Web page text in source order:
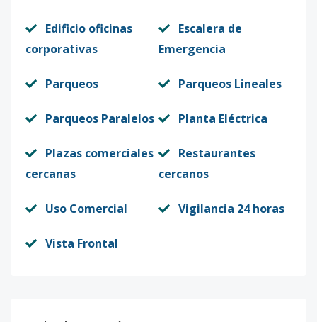
Edificio oficinas
corporativas
Escalera de
Emergencia
Parqueos Parqueos Lineales
Parqueos Paralelos Planta Eléctrica
Plazas comerciales
cercanas
Restaurantes
cercanos
Uso Comercial Vigilancia 24 horas
Vista Frontal